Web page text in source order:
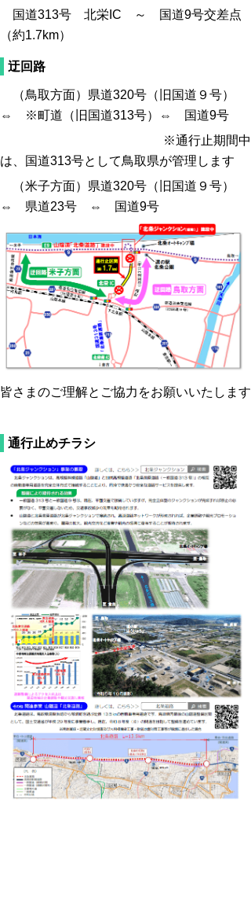
国道313号 北栄IC ～ 国道9号交差点
（約1.7km）
迂回路
（鳥取方面）県道320号（旧国道９号）
⇔ ※町道（旧国道313号）⇔ 国道9号
※通行止期間中
は、国道313号として鳥取県が管理します
（米子方面）県道320号（旧国道９号）
⇔ 県道23号 ⇔ 国道9号
皆さまのご理解とご協力をお願いいたします
通行止めチラシ